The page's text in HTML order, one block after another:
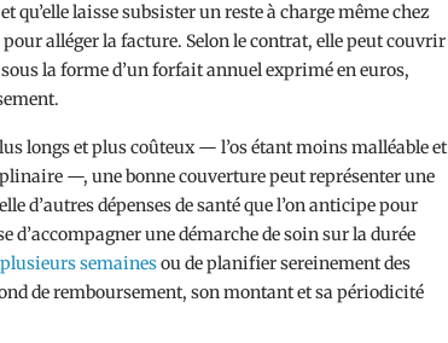
qu’elle laisse subsister un reste à charge même chez
alléger la facture. Selon le contrat, elle peut couvrir
la forme d’un forfait annuel exprimé en euros,
longs et plus coûteux — l’os étant moins malléable et
—, une bonne couverture peut représenter une
d’autres dépenses de santé que l’on anticipe pour
d’accompagner une démarche de soin sur la durée
semainesou de planifier sereinement des
de remboursement, son montant et sa périodicité